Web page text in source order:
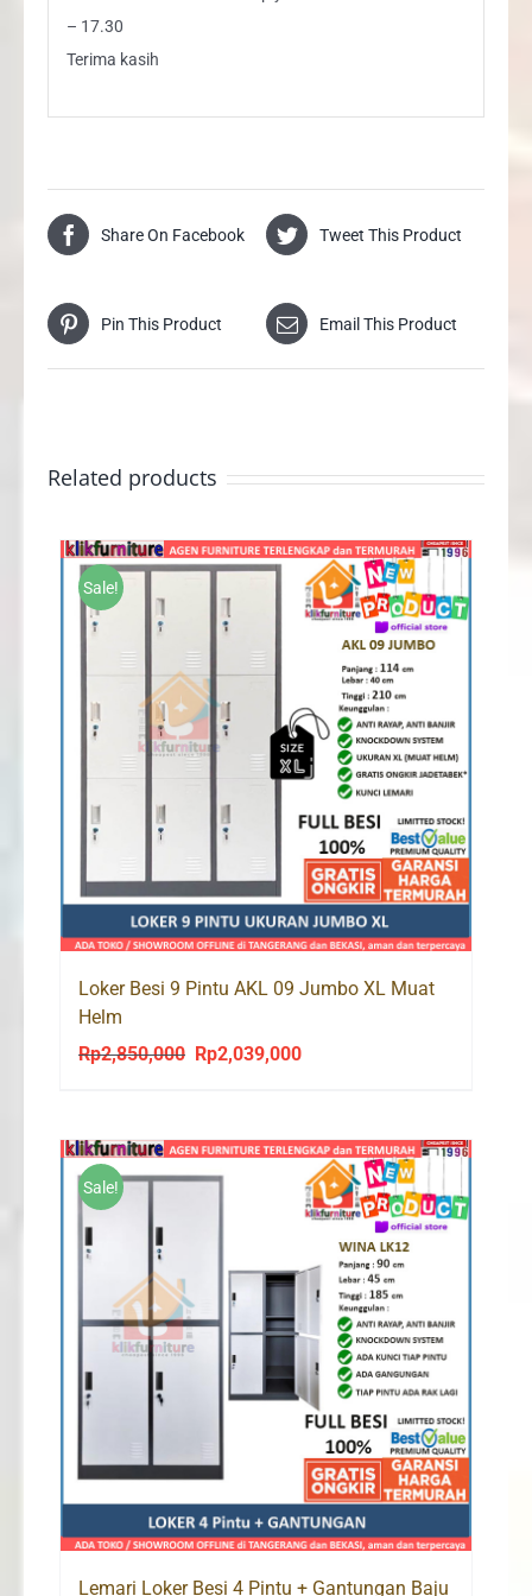
– 17.30
Terima kasih
Share On Facebook Tweet This Product
Pin This Product Email This Product
Related products
Sale!
Loker Besi 9 Pintu AKL 09 Jumbo XL Muat
Helm
Rp2,850,000
Original
Rp2,850,000.
Rp2,039,000Current
Rp2,039,000.
Sale!
Lemari Loker Besi 4 Pintu + Gantungan Baju